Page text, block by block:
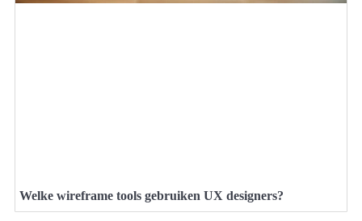
Welke wireframe tools gebruiken UX designers?